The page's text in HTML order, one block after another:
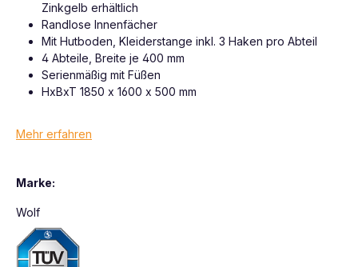
Zinkgelb erhältlich
Randlose Innenfächer
Mit Hutboden, Kleiderstange inkl. 3 Haken pro Abteil
4 Abteile, Breite je 400 mm
Serienmäßig mit Füßen
HxBxT 1850 x 1600 x 500 mm
Mehr erfahren
Marke:
Wolf